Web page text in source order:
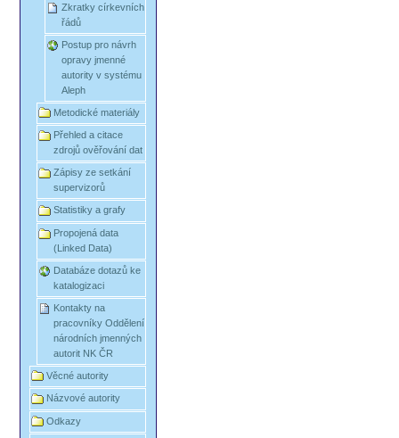
Zkratky církevních
řádů
Postup pro návrh
opravy jmenné
autority v systému
Aleph
Metodické materiály
Přehled a citace
zdrojů ověřování dat
Zápisy ze setkání
supervizorů
Statistiky a grafy
Propojená data
(Linked Data)
Databáze dotazů ke
katalogizaci
Kontakty na
pracovníky Oddělení
národních jmenných
autorit NK ČR
Věcné autority
Názvové autority
Odkazy